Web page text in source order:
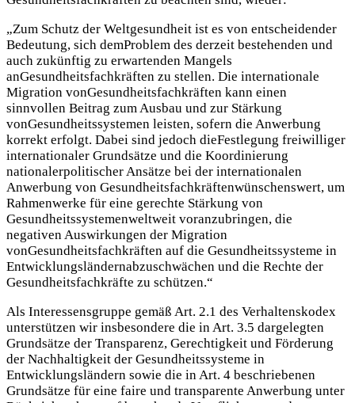
„Zum Schutz der Weltgesundheit ist es von entscheidender
Bedeutung, sich demProblem des derzeit bestehenden und
auch zukünftig zu erwartenden Mangels
anGesundheitsfachkräften zu stellen. Die internationale
Migration vonGesundheitsfachkräften kann einen
sinnvollen Beitrag zum Ausbau und zur Stärkung
vonGesundheitssystemen leisten, sofern die Anwerbung
korrekt erfolgt. Dabei sind jedoch dieFestlegung freiwilliger
internationaler Grundsätze und die Koordinierung
nationalerpolitischer Ansätze bei der internationalen
Anwerbung von Gesundheitsfachkräftenwünschenswert, um
Rahmenwerke für eine gerechte Stärkung von
Gesundheitssystemenweltweit voranzubringen, die
negativen Auswirkungen der Migration
vonGesundheitsfachkräften auf die Gesundheitssysteme in
Entwicklungsländernabzuschwächen und die Rechte der
Gesundheitsfachkräfte zu schützen.“
Als Interessensgruppe gemäß Art. 2.1 des Verhaltenskodex
unterstützen wir insbesondere die in Art. 3.5 dargelegten
Grundsätze der Transparenz, Gerechtigkeit und Förderung
der Nachhaltigkeit der Gesundheitssysteme in
Entwicklungsländern sowie die in Art. 4 beschriebenen
Grundsätze für eine faire und transparente Anwerbung unter